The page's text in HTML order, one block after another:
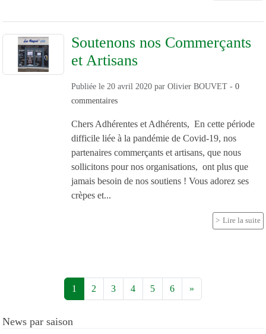
Soutenons nos Commerçants
et Artisans
Publiée le 20 avril 2020 par Olivier BOUVET - 0
commentaires
Chers Adhérentes et Adhérents, En cette période
difficile liée à la pandémie de Covid-19, nos
partenaires commerçants et artisans, que nous
sollicitons pour nos organisations, ont plus que
jamais besoin de nos soutiens ! Vous adorez ses
crèpes et...
Lire la suite
1 2 3 4 5 6 »
News par saison